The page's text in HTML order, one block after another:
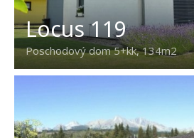
Locus 119
Poschodový dom 5+kk, 134m2